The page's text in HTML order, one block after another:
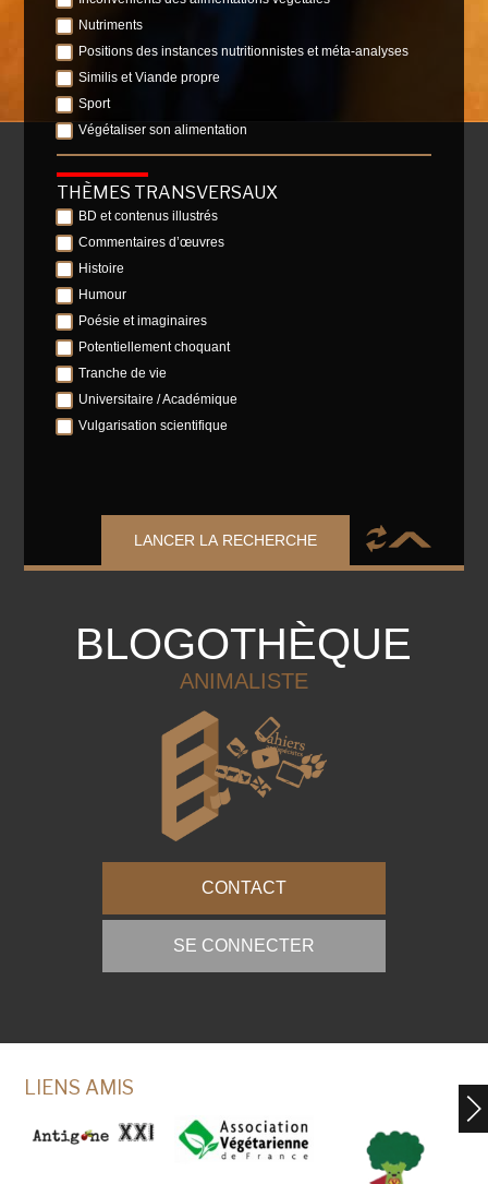
Nutriments
Positions des instances nutritionnistes et méta-analyses
Similis et Viande propre
Sport
Végétaliser son alimentation
THÈMES TRANSVERSAUX
BD et contenus illustrés
Commentaires d’œuvres
Histoire
Humour
Poésie et imaginaires
Potentiellement choquant
Tranche de vie
Universitaire / Académique
Vulgarisation scientifique
LANCER LA RECHERCHE
BLOGOTHÈQUE
ANIMALISTE
CONTACT
SE CONNECTER
LIENS AMIS